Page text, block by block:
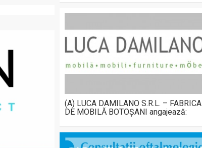
(A) LUCA DAMILANO S.R.L. – FABRICA
DE MOBILĂ BOTOȘANI angajează: